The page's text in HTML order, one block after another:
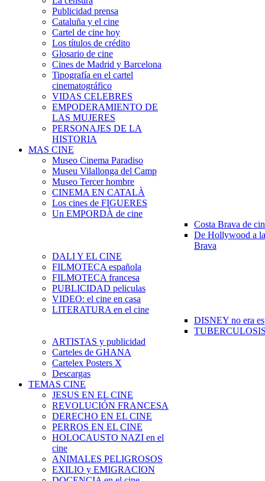
Publicidad prensa
Cataluña y el cine
Cartel de cine hoy
Los títulos de crédito
Glosario de cine
Cines de Madrid y Barcelona
Tipografía en el cartel
cinematográfico
VIDAS CELEBRES
EMPODERAMIENTO DE
LAS MUJERES
PERSONAJES DE LA
HISTORIA
MAS CINE
Museo Cinema Paradiso
Museu Vilallonga del Camp
Museo Tercer hombre
CINEMA EN CATALÀ
Los cines de FIGUERES
Un EMPORDÀ de cine
Costa Brava de
De Hollywood a
Brava
DALI Y EL CINE
FILMOTECA española
FILMOTECA francesa
PUBLICIDAD peliculas
VIDEO: el cine en casa
LITERATURA en el cine
DISNEY no era
ARTISTAS y publicidad
Carteles de GHANA
Cartelex Posters X
Descargas
TEMAS CINE
JESUS EN EL CINE
REVOLUCIÓN FRANCESA
DERECHO EN EL CINE
PERROS EN EL CINE
HOLOCAUSTO NAZI en el
cine
ANIMALES PELIGROSOS
EXILIO y EMIGRACION